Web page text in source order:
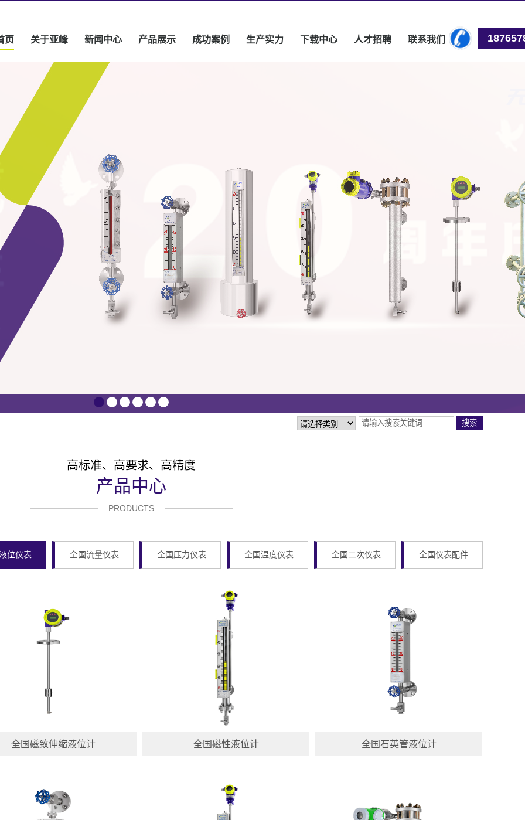
页 关于亚峰 新闻中心 产品展示 成功案例 生产实力 下载中心 人才招聘 联系我们
3 4 5 6
高标准、高要求、高精度
产品中心
PRODUCTS
位仪表 全国流量仪表 全国压力仪表 全国温度仪表 全国二次仪表 全国仪表配件
全国磁致伸缩液位计 全国磁性液位计 全国石英管液位计